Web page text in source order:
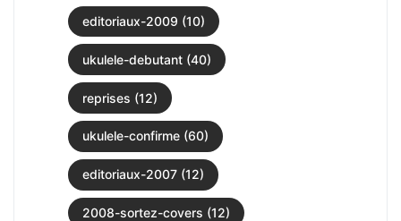
editoriaux-2009 (10)
ukulele-debutant (40)
reprises (12)
ukulele-confirme (60)
editoriaux-2007 (12)
2008-sortez-covers (12)